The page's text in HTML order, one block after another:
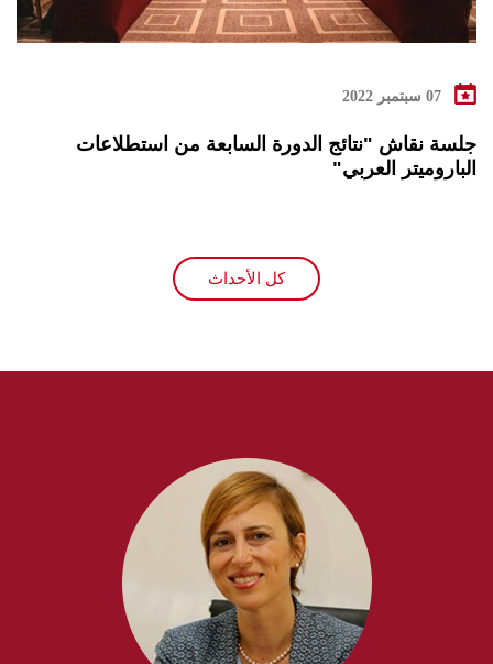
07 سبتمبر 2022
جلسة نقاش "نتائج الدورة السابعة من استطلاعات
الباروميتر العربي"
كل الأحداث